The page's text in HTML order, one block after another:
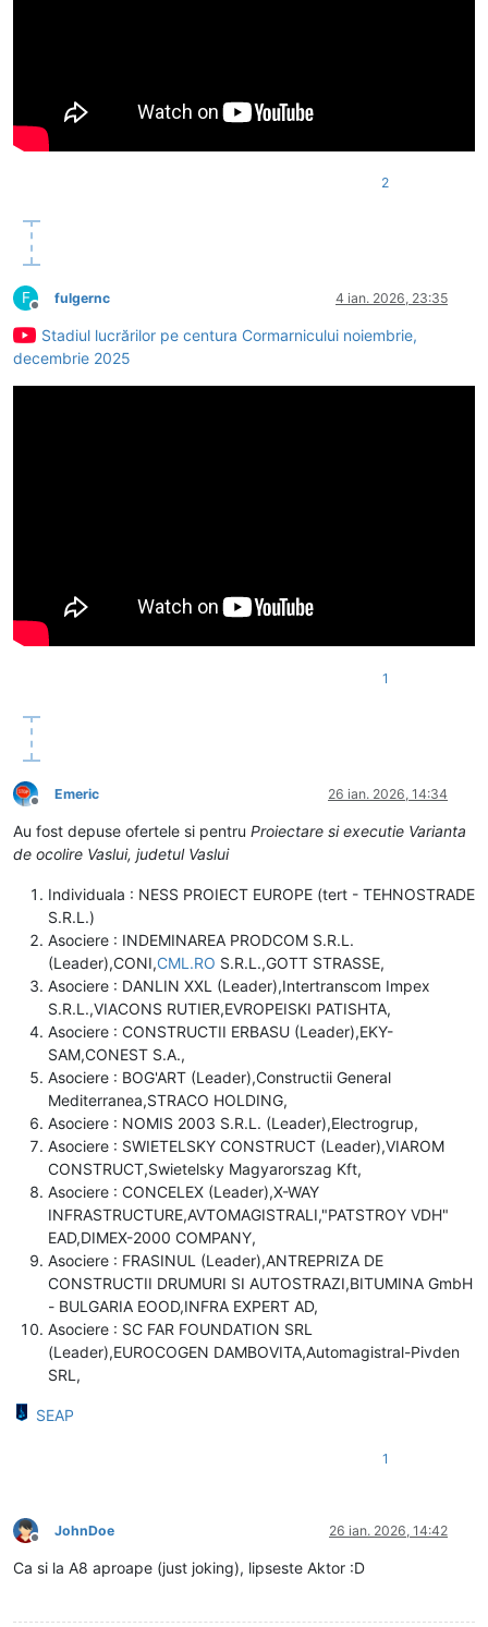
2
F
Deconectat
fulgernc 4 ian. 2026, 23:35
Stadiul lucrărilor pe centura Cormarnicului noiembrie,
decembrie 2025
1
Deconectat
Emeric 26 ian. 2026, 14:34
Au fost depuse ofertele si pentru Proiectare si executie Varianta
de ocolire Vaslui, judetul Vaslui
Individuala : NESS PROIECT EUROPE (tert - TEHNOSTRADE
S.R.L.)
Asociere : INDEMINAREA PRODCOM S.R.L.
(Leader),CONI,CML.RO S.R.L.,GOTT STRASSE,
Asociere : DANLIN XXL (Leader),Intertranscom Impex
S.R.L.,VIACONS RUTIER,EVROPEISKI PATISHTA,
Asociere : CONSTRUCTII ERBASU (Leader),EKY-
SAM,CONEST S.A.,
Asociere : BOG'ART (Leader),Constructii General
Mediterranea,STRACO HOLDING,
Asociere : NOMIS 2003 S.R.L. (Leader),Electrogrup,
Asociere : SWIETELSKY CONSTRUCT (Leader),VIAROM
CONSTRUCT,Swietelsky Magyarorszag Kft,
Asociere : CONCELEX (Leader),X-WAY
INFRASTRUCTURE,AVTOMAGISTRALI,"PATSTROY VDH"
EAD,DIMEX-2000 COMPANY,
Asociere : FRASINUL (Leader),ANTREPRIZA DE
CONSTRUCTII DRUMURI SI AUTOSTRAZI,BITUMINA GmbH
- BULGARIA EOOD,INFRA EXPERT AD,
Asociere : SC FAR FOUNDATION SRL
(Leader),EUROCOGEN DAMBOVITA,Automagistral-Pivden
SRL,
SEAP
1
Deconectat
JohnDoe 26 ian. 2026, 14:42
Ca si la A8 aproape (just joking), lipseste Aktor :D